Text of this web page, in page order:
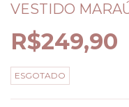
VESTIDO
R$249,90
ESGOTADO